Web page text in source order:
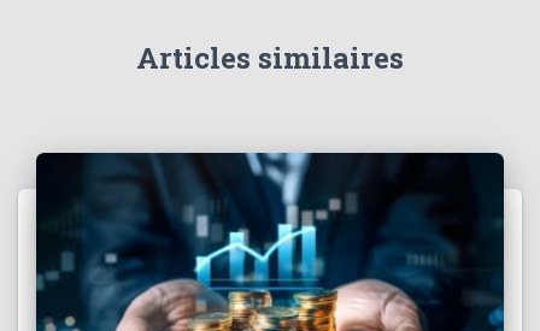
Articles similaires